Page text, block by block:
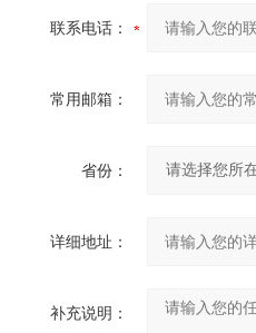
联系电话：
常用邮箱：
省份：
详细地址：
补充说明：